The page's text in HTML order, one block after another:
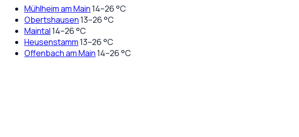
Mühlheim am Main14–26°C
Obertshausen13–26°C
Maintal14–26°C
Heusenstamm13–26°C
Offenbach am Main14–26°C